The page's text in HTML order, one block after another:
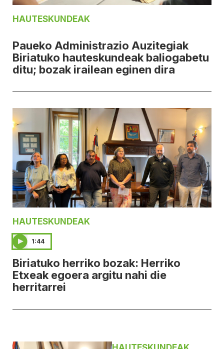
HAUTESKUNDEAK
Paueko Administrazio Auzitegiak
Biriatuko hauteskundeak baliogabetu
ditu; bozak irailean eginen dira
HAUTESKUNDEAK
1:44
Biriatuko herriko bozak: Herriko
Etxeak egoera argitu nahi die
herritarrei